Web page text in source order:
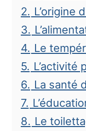
2. L’origine
3.
4. Le
5. L’activité
6. La santé
7.
8. Le